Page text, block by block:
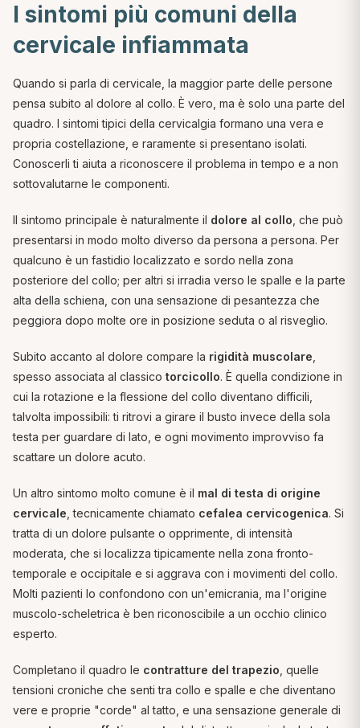
I sintomi più comuni della
cervicale infiammata
Quando si parla di cervicale, la maggior parte delle persone
pensa subito al dolore al collo. È vero, ma è solo una parte del
quadro. I sintomi tipici della cervicalgia formano una vera e
propria costellazione, e raramente si presentano isolati.
Conoscerli ti aiuta a riconoscere il problema in tempo e a non
sottovalutarne le componenti.
Il sintomo principale è naturalmente il dolore al collo , che può
presentarsi in modo molto diverso da persona a persona. Per
qualcuno è un fastidio localizzato e sordo nella zona
posteriore del collo; per altri si irradia verso le spalle e la parte
alta della schiena, con una sensazione di pesantezza che
peggiora dopo molte ore in posizione seduta o al risveglio.
Subito accanto al dolore compare la rigidità muscolare
spesso associata al classico torcicollo. È quella condizione in
cui la rotazione e la flessione del collo diventano difficili,
talvolta impossibili: ti ritrovi a girare il busto invece della sola
testa per guardare di lato, e ogni movimento improvviso fa
scattare un dolore acuto.
Un altro sintomo molto comune è il mal di testa di origine
cervicale , tecnicamente chiamato cefalea cervicogenica. Si
tratta di un dolore pulsante o opprimente, di intensità
moderata, che si localizza tipicamente nella zona fronto-
temporale e occipitale e si aggrava con i movimenti del collo.
Molti pazienti lo confondono con un'emicrania, ma l'origine
muscolo-scheletrica è ben riconoscibile a un occhio clinico
esperto.
Completano il quadro le contratture del trapezio , quelle
tensioni croniche che senti tra collo e spalle e che diventano
vere e proprie "corde" al tatto, e una sensazione generale di